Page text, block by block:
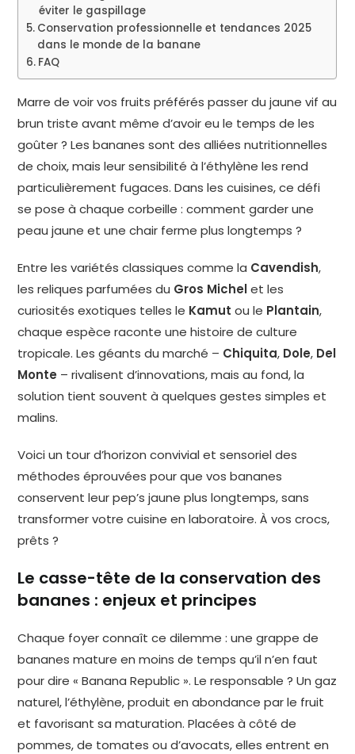
éviter le gaspillage
Conservation professionnelle et tendances 2025
dans le monde de la banane
FAQ
Marre de voir vos fruits préférés passer du jaune vif au
brun triste avant même d’avoir eu le temps de les
goûter ? Les bananes sont des alliées nutritionnelles
de choix, mais leur sensibilité à l’éthylène les rend
particulièrement fugaces. Dans les cuisines, ce défi
se pose à chaque corbeille : comment garder une
peau jaune et une chair ferme plus longtemps ?
Entre les variétés classiques comme la Cavendish,
les reliques parfumées du Gros Michelet les
curiosités exotiques telles le Kamut ou le Plantain,
chaque espèce raconte une histoire de culture
tropicale. Les géants du marché – Chiquita, Dole, Del
Monte – rivalisent d’innovations, mais au fond, la
solution tient souvent à quelques gestes simples et
malins.
Voici un tour d’horizon convivial et sensoriel des
méthodes éprouvées pour que vos bananes
conservent leur pep’s jaune plus longtemps, sans
transformer votre cuisine en laboratoire. À vos crocs,
prêts ?
Le casse-tête de la conservation des
bananes : enjeux et principes
Chaque foyer connaît ce dilemme : une grappe de
bananes mature en moins de temps qu’il n’en faut
pour dire « Banana Republic ». Le responsable ? Un gaz
naturel, l’éthylène, produit en abondance par le fruit
et favorisant sa maturation. Placées à côté de
pommes, de tomates ou d’avocats, elles entrent en